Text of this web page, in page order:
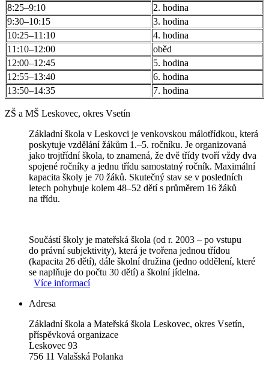
8:25–9:10
2. hodina
9:30–10:15
3. hodina
10:25–11:10
4. hodina
11:10–12:00
oběd
12:00–12:45
5. hodina
12:55–13:40
6. hodina
13:50–14:35
7. hodina
ZŠ a MŠ Leskovec, okres Vsetín
Základní škola v Leskovci je venkovskou málotřídkou, která
poskytuje vzdělání žákům 1.–5. ročníku. Je organizovaná
jako trojtřídní škola, to znamená, že dvě třídy tvoří vždy dva
spojené ročníky a jednu třídu samostatný ročník. Maximální
kapacita školy je 70 žáků. Skutečný stav se v posledních
letech pohybuje kolem 48–52 dětí s průměrem 16 žáků
na třídu.
Součástí školy je mateřská škola (od r. 2003 – po vstupu
do právní subjektivity), která je tvořena jednou třídou
(kapacita 26 dětí), dále školní družina (jedno oddělení, které
se naplňuje do počtu 30 dětí) a školní jídelna.
Více informací
Adresa
Základní škola a Mateřská škola Leskovec, okres Vsetín,
příspěvková organizace
Leskovec 93
756 11 Valašská Polanka